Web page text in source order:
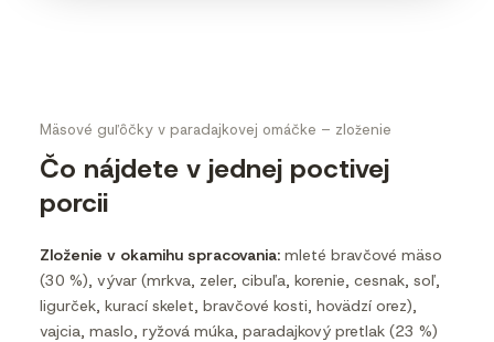
Mäsové guľôčky v paradajkovej omáčke – zloženie
Čo nájdete v jednej poctivej
porcii
Zloženie v okamihu spracovania: mleté bravčové mäso
(30 %), vývar (mrkva, zeler, cibuľa, korenie, cesnak, soľ,
ligurček, kurací skelet, bravčové kosti, hovädzí orez),
vajcia, maslo, ryžová múka, paradajkový pretlak (23 %)